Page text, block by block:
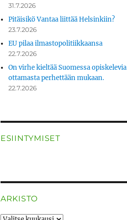
31.7.2026
Pitäisikö Vantaa liittää Helsinkiin?
23.7.2026
EU pilaa ilmastopolitiikkaansa
22.7.2026
On virhe kieltää Suomessa opiskelevia
ottamasta perhettään mukaan.
22.7.2026
ESIINTYMISET
ARKISTO